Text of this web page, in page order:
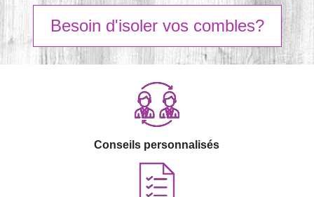
Besoin d'isoler vos combles?
Conseils personnalisés